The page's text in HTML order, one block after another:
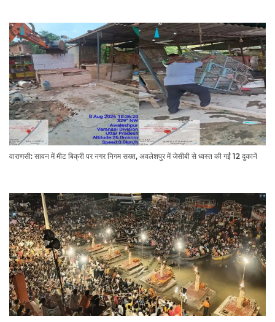
वाराणसी: सावन में मीट बिक्री पर नगर निगम सख्त, अवलेशपुर में जेसीबी से ध्वस्त की गईं 12 दुकानें